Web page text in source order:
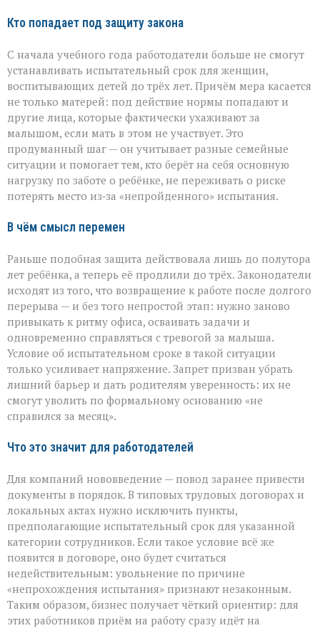
Кто попадает под защиту закона
С начала учебного года работодатели больше не смогут
устанавливать испытательный срок для женщин,
воспитывающих детей до трёх лет. Причём мера касается
не только матерей: под действие нормы попадают и
другие лица, которые фактически ухаживают за
малышом, если мать в этом не участвует. Это
продуманный шаг — он учитывает разные семейные
ситуации и помогает тем, кто берёт на себя основную
нагрузку по заботе о ребёнке, не переживать о риске
потерять место из‑за «непройденного» испытания.
В чём смысл перемен
Раньше подобная защита действовала лишь до полутора
лет ребёнка, а теперь её продлили до трёх. Законодатели
исходят из того, что возвращение к работе после долгого
перерыва — и без того непростой этап: нужно заново
привыкать к ритму офиса, осваивать задачи и
одновременно справляться с тревогой за малыша.
Условие об испытательном сроке в такой ситуации
только усиливает напряжение. Запрет призван убрать
лишний барьер и дать родителям уверенность: их не
смогут уволить по формальному основанию «не
справился за месяц».
Что это значит для работодателей
Для компаний нововведение — повод заранее привести
документы в порядок. В типовых трудовых договорах и
локальных актах нужно исключить пункты,
предполагающие испытательный срок для указанной
категории сотрудников. Если такое условие всё же
появится в договоре, оно будет считаться
недействительным: увольнение по причине
«непрохождения испытания» признают незаконным.
Таким образом, бизнес получает чёткий ориентир: для
этих работников приём на работу сразу идёт на